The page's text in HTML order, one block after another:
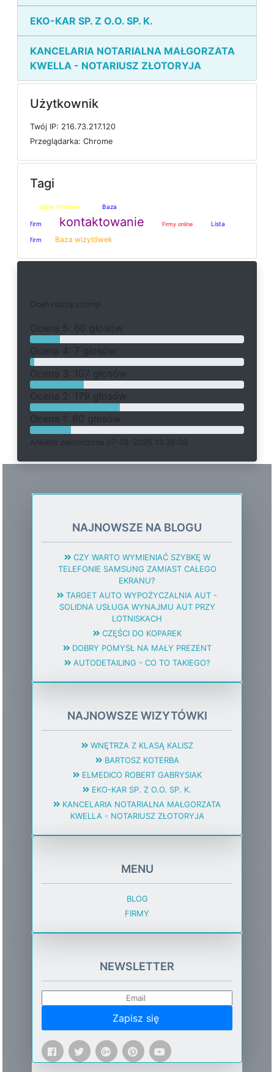
EKO-KAR SP. Z O.O. SP. K.
KANCELARIA NOTARIALNA MAŁGORZATA
KWELLA - NOTARIUSZ ZŁOTORYJA
Użytkownik
Twój IP: 216.73.217.120
Przeglądarka: Chrome
Tagi
dane firmowe Baza
firm kontaktowanie Firmy online Lista
firm Baza wizytówek
a ą
O
a 5: 60 głosów
O
a 4: 7 głosów
O
a 3: 107 głosów
O
a 2: 179 głosów
O
a 1: 80 głosów
Ankieta a a 07-08-2026 13:36:09
NAJNOWSZE NA BLOGU
CZY WARTO WYMIENIAĆ SZYBKĘ W
TELEFONIE SAMSUNG ZAMIAST CAŁEGO
EKRANU?
TARGET AUTO WYPOŻYCZALNIA AUT -
SOLIDNA USŁUGA WYNAJMU AUT PRZY
LOTNISKACH
CZĘŚCI DO KOPAREK
DOBRY POMYSŁ NA MAŁY PREZENT
AUTODETAILING - CO TO TAKIEGO?
NAJNOWSZE WIZYTÓWKI
WNĘTRZA Z KLASĄ KALISZ
BARTOSZ KOTERBA
ELMEDICO ROBERT GABRYSIAK
EKO-KAR SP. Z O.O. SP. K.
KANCELARIA NOTARIALNA MAŁGORZATA
KWELLA - NOTARIUSZ ZŁOTORYJA
MENU
BLOG
FIRMY
NEWSLETTER
Zapisz się